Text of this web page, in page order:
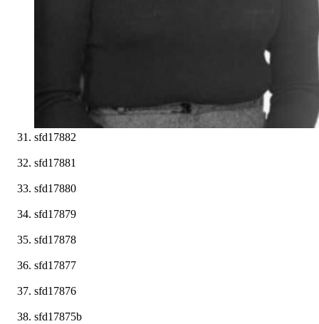
sfd17882
sfd17881
sfd17880
sfd17879
sfd17878
sfd17877
sfd17876
sfd17875b